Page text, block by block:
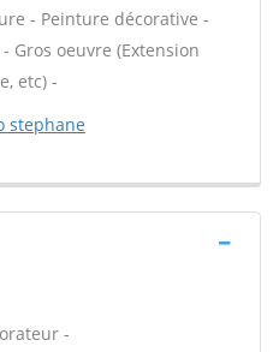
- Peinture décorative -
Gros oeuvre (Extension
etc) -
stephane
-